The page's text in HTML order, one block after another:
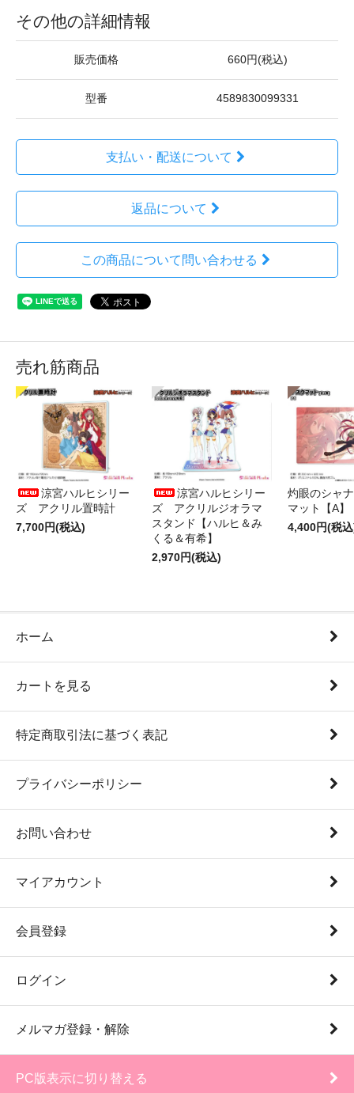
その他の詳細情報
販売価格 660円(税込)
型番 4589830099331
支払い・配送について
返品について
この商品について問い合わせる
売れ筋商品
涼宮ハルヒシリー
ズ アクリル置時計
7,700円(税込)
涼宮ハルヒシリー
ズ アクリルジオラマ
スタンド【ハルヒ＆み
くる＆有希】
2,970円(税込)
灼眼のシャ
マット【A】
4,400円(税
ホーム
カートを見る
特定商取引法に基づく表記
プライバシーポリシー
お問い合わせ
マイアカウント
会員登録
ログイン
メルマガ登録・解除
PC版表示に切り替える